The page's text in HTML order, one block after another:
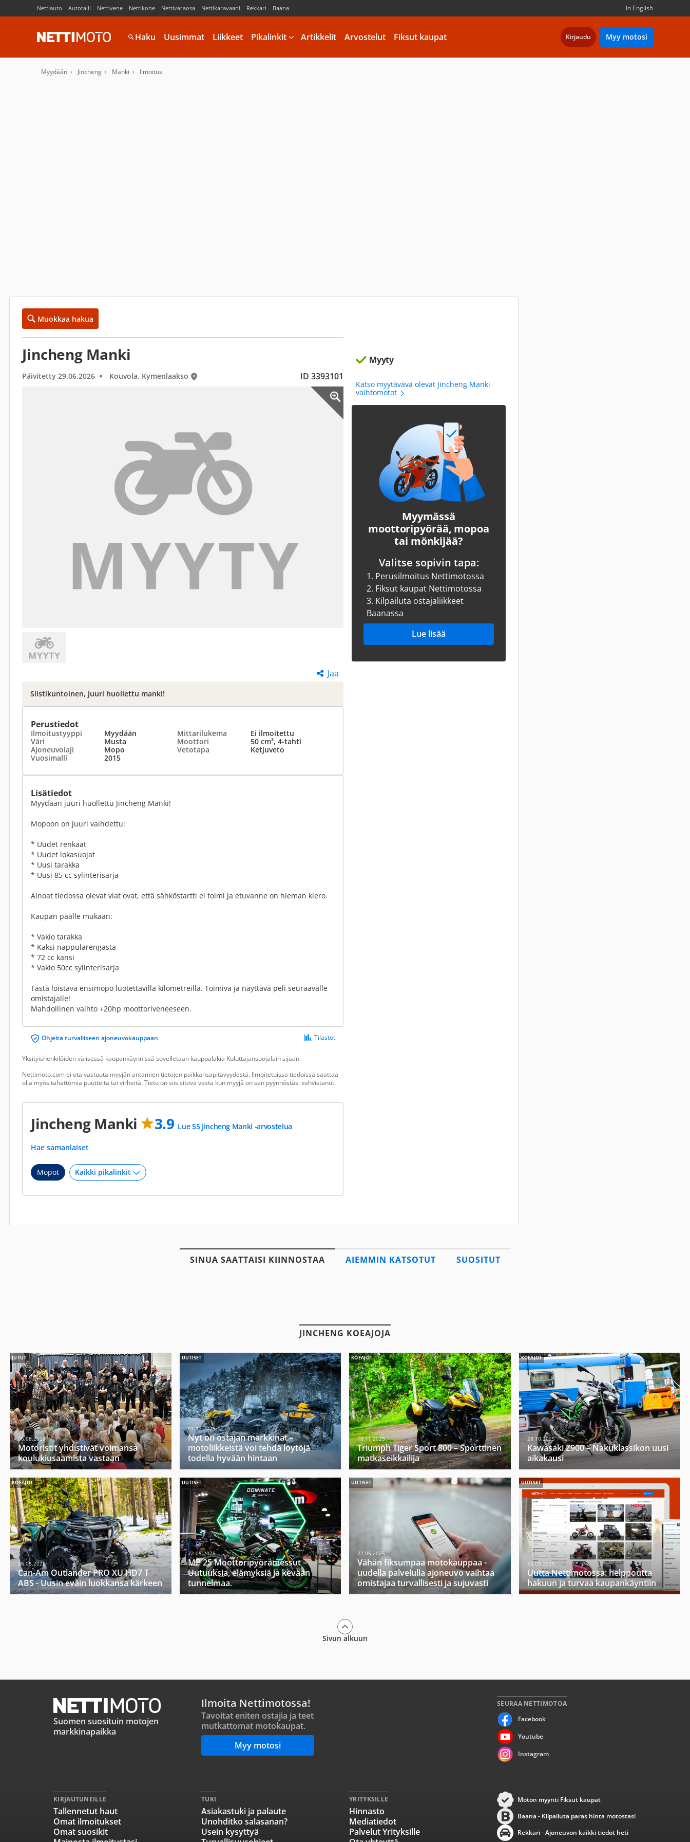
Nettiauto Autotalli Nettivene Nettikone Nettivaraosa Nettikaravaani Rekkari Baana In English
Haku Uusimmat Liikkeet Pikalinkit Artikkelit Arvostelut Fiksut kaupat Kirjaudu Myy motosi
Myydään Jincheng Manki Ilmoitus
Muokkaa hakua
Jincheng Manki
Päivitetty 29.06.2026 Kouvola, Kymenlaakso ID 3393101
Jaa
Siistikuntoinen, juuri huollettu manki!
Perustiedot
Ilmoitustyyppi Myydään Mittarilukema
Ei ilmoitettu
Väri
Musta Moottori
50 cm³, 4-tahti
Ajoneuvolaji
Mopo Vetotapa
Ketjuveto
Vuosimalli
2015
Lisätiedot
Myydään juuri huollettu Jincheng Manki!
Mopoon on juuri vaihdettu:
* Uudet renkaat
* Uudet lokasuojat
* Uusi tarakka
* Uusi 85 cc sylinterisarja
Ainoat tiedossa olevat viat ovat, että sähköstartti ei toimi ja etuvanne on hieman kiero.
Kaupan päälle mukaan:
* Vakio tarakka
* Kaksi nappularengasta
* 72 cc kansi
* Vakio 50cc sylinterisarja
Tästä loistava ensimopo luotettavilla kilometreillä. Toimiva ja näyttävä peli seuraavalle
omistajalle!
Mahdollinen vaihto +20hp moottoriveneeseen.
Ohjeita turvalliseen ajoneuvokauppaan Tilastot
Yksityishenkilöiden välisessä kaupankäynnissä sovelletaan kauppalakia Kuluttajansuojalain sijaan.
Nettimoto.com ei ota vastuuta myyjän antamien tietojen paikkansapitävyydestä. Ilmoitetuissa tiedoissa saattaa
olla myös tahattomia puutteita tai virheitä. Tieto on siis sitova vasta kun myyjä on sen pyynnöstäsi vahvistanut.
Jincheng Manki 3.9 Lue 55 Jincheng Manki -arvostelua
Hae samanlaiset
Mopot
Myyty
Katso myytävävä olevat Jincheng Manki
vaihtomotot
Myymässä
moottoripyörää, mopoa
tai mönkijää?
Valitse sopivin tapa:
1. Perusilmoitus Nettimotossa
2. Fiksut kaupat Nettimotossa
3. Kilpailuta ostajaliikkeet
Baanassa
Lue lisää
SINUA SAATTAISI KIINNOSTAA AIEMMIN KATSOTUT SUOSITUT
JINCHENG KOEAJOJA
JUTUT
06.08.2026
Motoristit yhdistivät voimansa
koulukiusaamista vastaan
UUTISET
01.12.2025
Nyt on ostajan markkinat –
motoliikkeistä voi tehdä löytöjä
todella hyvään hintaan
KOEAJOT
10.11.2025
Triumph Tiger Sport 800 – Sporttinen
matkaseikkailija
KOEAJOT
28.10.2025
Kawasaki Z900 – Nakuklassikon uusi
aikakausi
KOEAJOT
26.05.2025
Can-Am Outlander PRO XU HD7 T
ABS - Uusin eväin luokkansa kärkeen
UUTISET
22.05.2025
MP 25 Moottoripyörämessut –
Uutuuksia, elämyksiä ja kevään
tunnelmaa.
UUTISET
22.05.2025
Vähän fiksumpaa motokauppaa -
uudella palvelulla ajoneuvo vaihtaa
omistajaa turvallisesti ja sujuvasti
UUTISET
25.03.2025
Uutta Nettimotossa: helppoutta
hakuun ja turvaa kaupankäyntiin
Sivun alkuun
Suomen suosituin motojen
markkinapaikka
Ilmoita Nettimotossa!
Tavoitat eniten ostajia ja teet
mutkattomat motokaupat.
Myy motosi
SEURAA NETTIMOTOA
Facebook
Youtube
Instagram
KIRJAUTUNEILLE
Tallennetut haut
Omat ilmoitukset
Omat suosikit
TUKI
Asiakastuki ja palaute
Unohditko salasanan?
Usein kysyttyä
YRITYKSILLE
Hinnasto
Mediatiedot
Palvelut Yrityksille
Moton myynti Fiksut kaupat
Baana - Kilpailuta paras hinta motostasi
Rekkari - Ajoneuvon kaikki tiedot heti